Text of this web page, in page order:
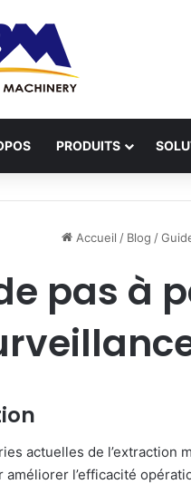
PRODUITS
Accueil / Blog /
pas à
actuelles de l’extraction
améliorer l’efficacité